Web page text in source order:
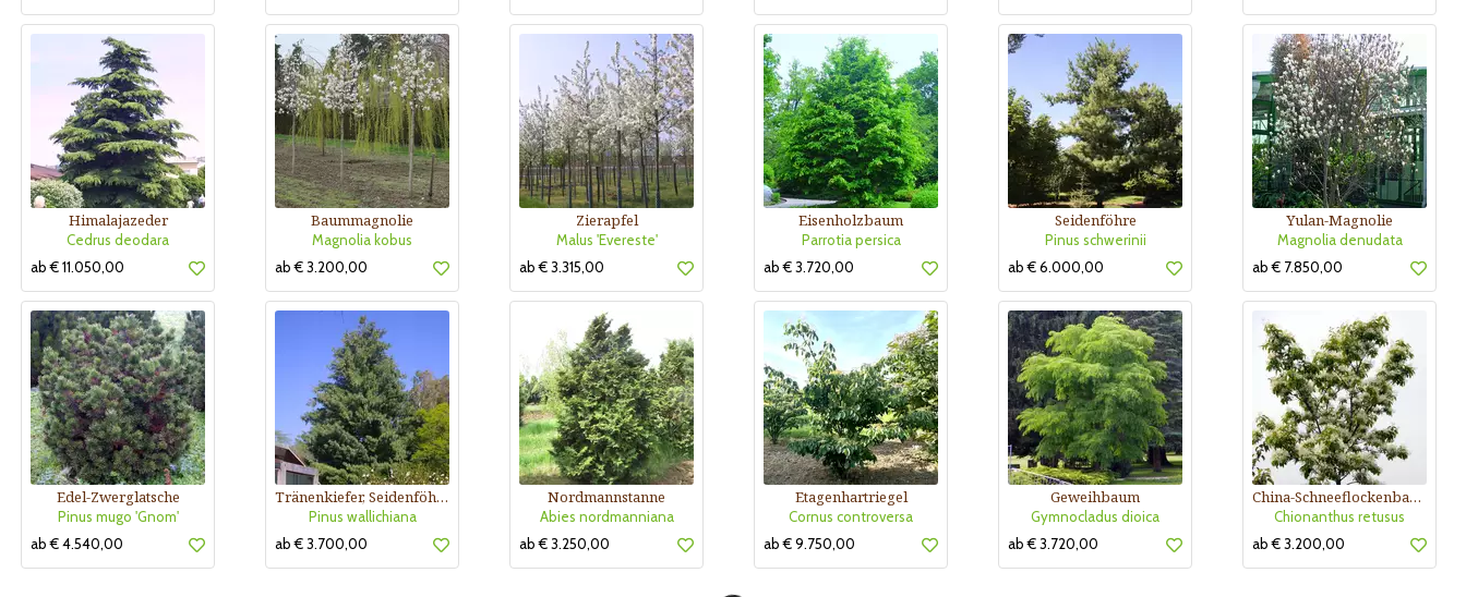
Himalajazeder
Cedrus deodara
ab € 11.050,00
Baummagnolie
Magnolia kobus
ab € 3.200,00
Zierapfel
Malus 'Evereste'
ab € 3.315,00
Eisenholzbaum
Parrotia persica
ab € 3.720,00
Seidenföhre
Pinus schwerinii
ab € 6.000,00
Yulan-Magnolie
Magnolia denudata
ab € 7.850,00
Edel-Zwerglatsche
Pinus mugo 'Gnom'
ab € 4.540,00
Tränenkiefer, Seidenföhre
Pinus wallichiana
ab € 3.700,00
Nordmannstanne
Abies nordmanniana
ab € 3.250,00
Etagenhartriegel
Cornus controversa
ab € 9.750,00
Geweihbaum
Gymnocladus dioica
ab € 3.720,00
China-Schneeflockenbaum
Chionanthus retusus
ab € 3.200,00